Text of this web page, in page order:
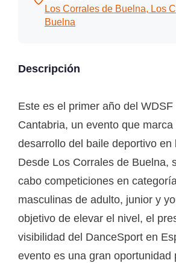
Los Corrales de Buelna, Los
Buelna
Descripción
Este es el primer año del
Cantabria, un evento que marca
desarrollo del baile deportivo en
Desde Los Corrales de Buelna,
cabo competiciones en
masculinas de adulto, junior y
objetivo de elevar el nivel, el
visibilidad del DanceSport en
evento es una gran oportunidad